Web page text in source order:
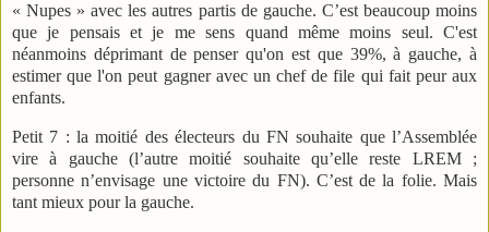
« Nupes » avec les autres partis de gauche. C’est beaucoup moins
que je pensais et je me sens quand même moins seul. C'est
néanmoins déprimant de penser qu'on est que 39%, à gauche, à
estimer que l'on peut gagner avec un chef de file qui fait peur aux
enfants.
Petit 7 : la moitié des électeurs du FN souhaite que l’Assemblée
vire à gauche (l’autre moitié souhaite qu’elle reste LREM ;
personne n’envisage une victoire du FN). C’est de la folie. Mais
tant mieux pour la gauche.